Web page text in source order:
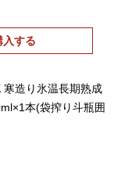
入する
造り氷温長期熟成
本(袋搾り斗瓶囲